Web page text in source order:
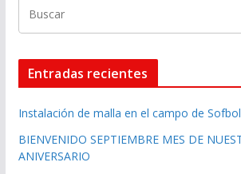
Entradas recientes
Instalación de malla en el campo de
BIENVENIDO SEPTIEMBRE MES DE
ANIVERSARIO